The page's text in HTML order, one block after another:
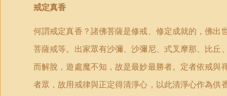
戒定真香
何謂戒定真香？諸佛菩薩是修戒、修定成就的，佛
菩薩戒等。出家眾有沙彌、沙彌尼、式叉摩那、比
而解脫，遊處魔不知，故是最妙最勝者。定者依戒
者眾，故用戒律與正定得清淨心，以此清淨心作為